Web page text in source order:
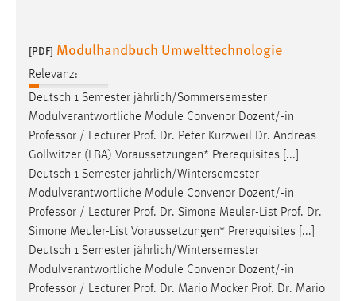
[PDF] Modulhandbuch Umwelttechnologie
Relevanz:
Deutsch 1 Semester jährlich/Sommersemester
Modulverantwortliche Module Convenor Dozent/-in
Professor / Lecturer Prof. Dr. Peter Kurzweil Dr. Andreas
Gollwitzer (LBA) Voraussetzungen* Prerequisites [...]
Deutsch 1 Semester jährlich/Wintersemester
Modulverantwortliche Module Convenor Dozent/-in
Professor / Lecturer Prof. Dr. Simone Meuler-List Prof. Dr.
Simone Meuler-List Voraussetzungen* Prerequisites [...]
Deutsch 1 Semester jährlich/Wintersemester
Modulverantwortliche Module Convenor Dozent/-in
Professor / Lecturer Prof. Dr. Mario Mocker Prof. Dr. Mario